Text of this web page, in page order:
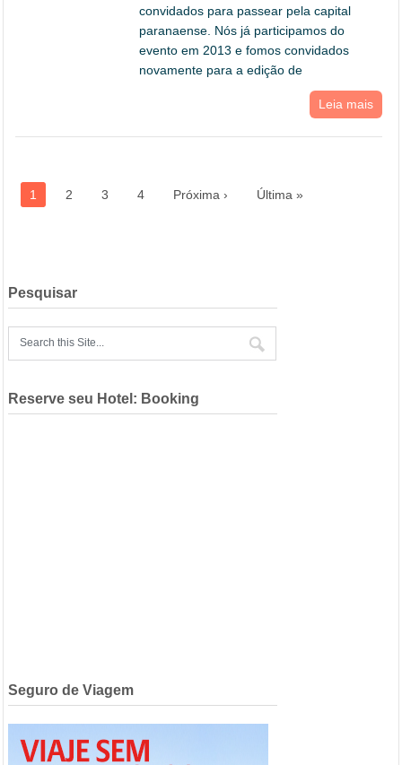
convidados para passear pela capital
paranaense. Nós já participamos do
evento em 2013 e fomos convidados
novamente para a edição de
Leia mais
1 2 3 4 Próxima › Última »
Pesquisar
Reserve seu Hotel: Booking
Seguro de Viagem